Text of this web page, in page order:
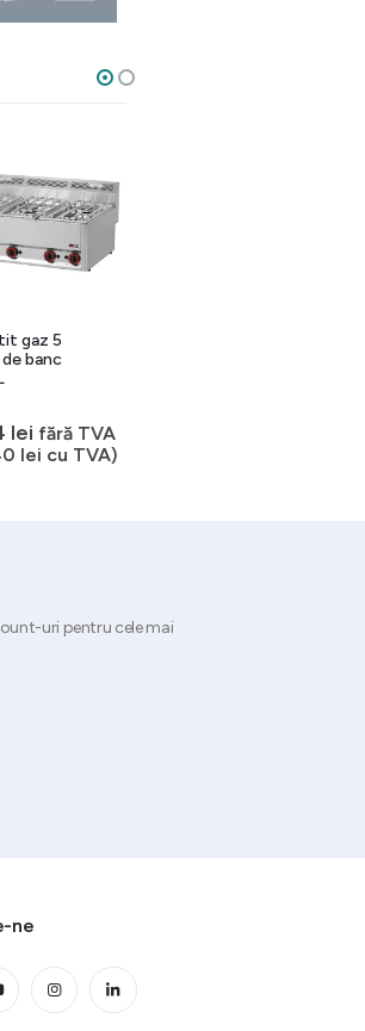
gaz 5
banc
lei fără TVA
lei cu TVA)
uri pentru cele mai
ne